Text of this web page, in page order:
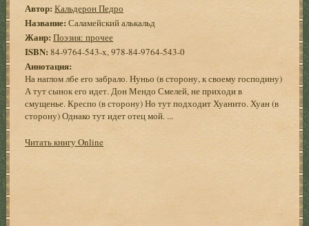
Автор: Кальдерон Педро
Название: Саламейский алькальд
Жанр: Поэзия: прочее
ISBN: 84-9764-543-x, 978-84-9764-543-0
Аннотация:
На наглом лбе его забрало. Нуньо (в сторону, к своему господину)
А тут сынок его идет. Дон Мендо Смелей, не приходи в
смущенье. Креспо (в сторону) Но тут подходит Хуанито. Хуан (в
сторону) Однако тут идет отец мой. ...
Читать книгу Online